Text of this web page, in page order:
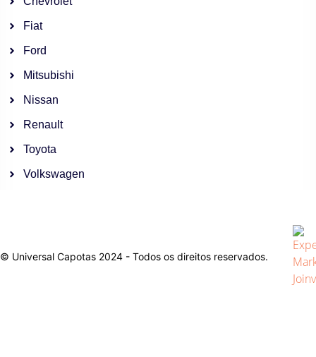
Fiat
Ford
Mitsubishi
Nissan
Renault
Toyota
Volkswagen
© Universal Capotas 2024 - Todos os direitos reservados.